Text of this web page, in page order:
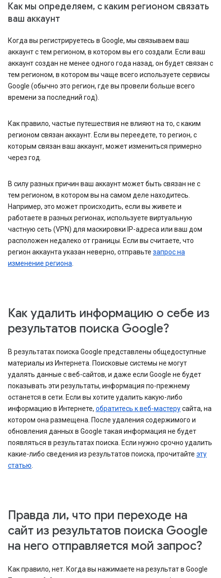
Как мы определяем, с каким регионом связать
ваш аккаунт
Когда вы регистрируетесь в Google, мы связываем ваш
аккаунт с тем регионом, в котором вы его создали. Если ваш
аккаунт создан не менее одного года назад, он будет связан с
тем регионом, в котором вы чаще всего используете сервисы
Google (обычно это регион, где вы провели больше всего
времени за последний год).
Как правило, частые путешествия не влияют на то, с каким
регионом связан аккаунт. Если вы переедете, то регион, с
которым связан ваш аккаунт, может измениться примерно
через год.
В силу разных причин ваш аккаунт может быть связан не с
тем регионом, в котором вы на самом деле находитесь.
Например, это может происходить, если вы живете и
работаете в разных регионах, используете виртуальную
частную сеть (VPN) для маскировки IP-адреса или ваш дом
расположен недалеко от границы. Если вы считаете, что
регион аккаунта указан неверно, отправьте запрос на
изменение региона
Как удалить информацию о себе из
результатов поиска Google?
В результатах поиска Google представлены общедоступные
материалы из Интернета. Поисковые системы не могут
удалять данные с веб-сайтов, и даже если Google не будет
показывать эти результаты, информация по-прежнему
останется в сети. Если вы хотите удалить какую-либо
информацию в Интернете, обратитесь к веб-мастерусайта, на
котором она размещена. После удаления содержимого и
обновления данных в Google такая информация не будет
появляться в результатах поиска. Если нужно срочно удалить
какие-либо сведения из результатов поиска, прочитайте эту
статью
Правда ли, что при переходе на
сайт из результатов поиска Google
на него отправляется мой запрос?
Как правило, нет. Когда вы нажимаете на результат в Google